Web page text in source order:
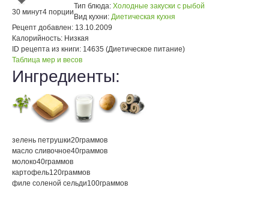
30 минут4 порции
Тип блюда: Холодные закуски с рыбой
Вид кухни: Диетическая кухня
Рецепт добавлен: 13.10.2009
Калорийность: Низкая
ID рецепта из книги: 14635 (Диетическое питание)
Таблица мер и весов
Ингредиенты:
зелень петрушки20граммов
масло сливочное40граммов
молоко40граммов
картофель120граммов
филе соленой сельди100граммов